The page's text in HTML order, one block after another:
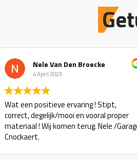
Nele Van Den Broecke
4 April 2023
Wat een positieve ervaring ! Stipt,
correct, degelijk/mooi en vooral proper
materiaal ! Wij komen terug. Nele /
Cnockaert.